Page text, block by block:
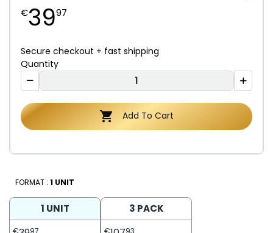
€3997
Secure checkout + fast shipping
Quantity
 Add To Cart
FORMAT : 1 UNIT
1 UNIT
€ 97
3 PACK
€ 93